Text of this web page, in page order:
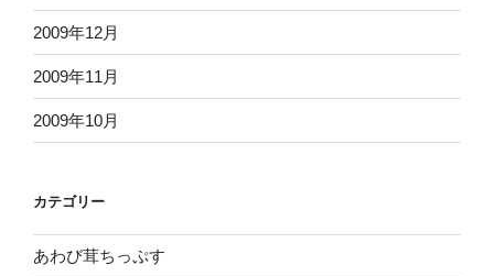
2009年12月
2009年11月
2009年10月
カテゴリー
あわび茸ちっぷす